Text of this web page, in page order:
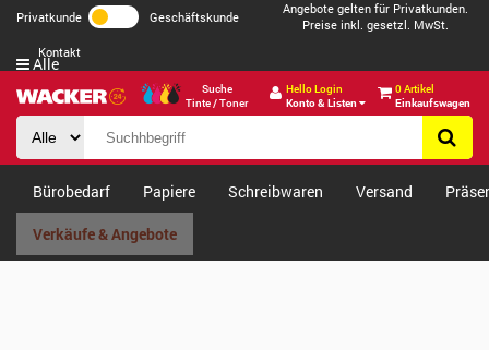
Privatkunde Geschäftskunde
Angebote gelten für Privatkunden.
Preise inkl. gesetzl. MwSt.
Kontakt
Suche
Tinte / Toner
Hello Login
Konto & Listen
0 Artikel
Einkaufswagen
Alle
Bürobedarf Papiere Schreibwaren Versand
Verkäufe & Angebote